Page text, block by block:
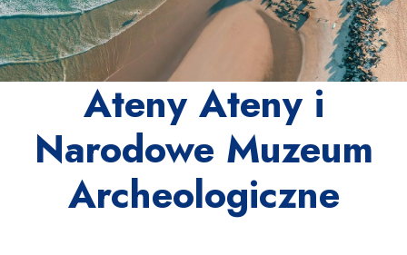
Ateny Ateny i
Narodowe Muzeum
Archeologiczne